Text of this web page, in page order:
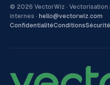
© 2026 VectorWiz · Vectorisation
internes · hello@vectorwiz.com
ConfidentialitéConditionsSécurité